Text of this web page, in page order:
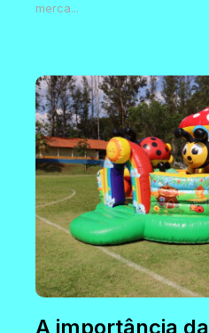
merca...
A importância